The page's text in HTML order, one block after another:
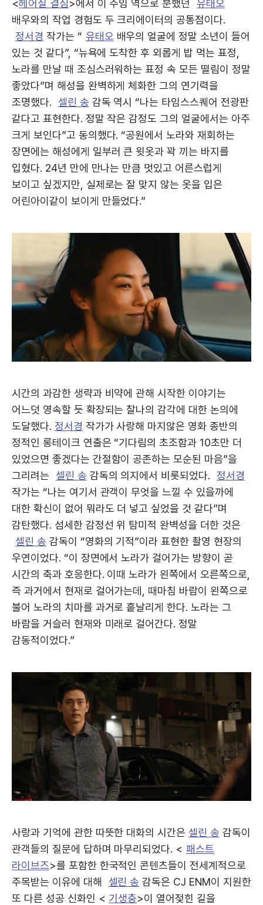
<헤어질 결심>에서 이 주임 역으로 분했던
유태오
배우와의 작업 경험도 두 크리에이터의 공통점이다.
정서경 작가는 “ 유태오 배우의 얼굴에 정말 소년이 들어
있는 것 같다”, “뉴욕에 도착한 후 외롭게 밥 먹는 표정,
노라를 만날 때 조심스러워하는 표정 속 모든 떨림이 정말
좋았다”며 해성을 완벽하게 체화한 그의 연기력을
조명했다.
셀린 송 감독 역시 “나는 타임스스퀘어 전광판
같다고 표현한다. 정말 작은 감정도 그의 얼굴에서는 아주
크게 보인다”고 동의했다. “공원에서 노라와 재회하는
장면에는 해성에게 일부러 큰 윗옷과 꽉 끼는 바지를
입혔다. 24년 만에 만나는 만큼 멋있고 어른스럽게
보이고 싶겠지만, 실제로는 잘 맞지 않는 옷을 입은
어린아이같이 보이게 만들었다.”
시간의 과감한 생략과 비약에 관해 시작한 이야기는
어느덧 영속할 듯 확장되는 찰나의 감각에 대한 논의에
도달했다. 정서경 작가가 사랑해 마지않은 영화 종반의
정적인 롱테이크 연출은 “기다림의 초조함과 10초만 더
있었으면 좋겠다는 간절함이 공존하는 모순된 마음”을
그리려는
셀린 송 감독의 의지에서 비롯되었다. 정서경
작가는 “나는 여기서 관객이 무엇을 느낄 수 있을까에
대한 확신이 없어 뭐라도 더 넣고 싶었을 것 같다”며
감탄했다. 섬세한 감정선 위 탐미적 완벽성을 더한 것은
셀린 송 감독이 “영화의 기적”이라 표현한 촬영 현장의
우연이었다. “이 장면에서 노라가 걸어가는 방향이 곧
시간의 축과 호응한다. 이때 노라가 왼쪽에서 오른쪽으로,
즉 과거에서 현재로 걸어가는데, 때마침 바람이 왼쪽으로
불어 노라의 치마를 과거로 흩날리게 한다. 노라는 그
바람을 거슬러 현재와 미래로 걸어간다. 정말
감동적이었다.”
사랑과 기억에 관한 따뜻한 대화의 시간은 셀린 송 감독이
관객들의 질문에 답하며 마무리되었다. < 패스트
라이브즈>를 포함한 한국적인 콘텐츠들이 전세계적으로
주목받는 이유에 대해
셀린 송 감독은 CJ ENM이 지원한
또 다른 성공 신화인 < 기생충>이 열어젖힌 길을